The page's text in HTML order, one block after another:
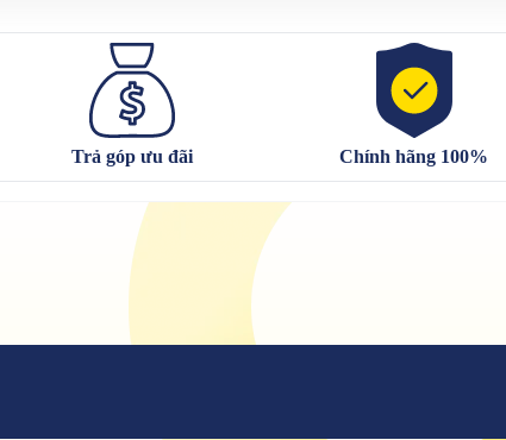
Trả góp ưu đãi Chính hãng 100%